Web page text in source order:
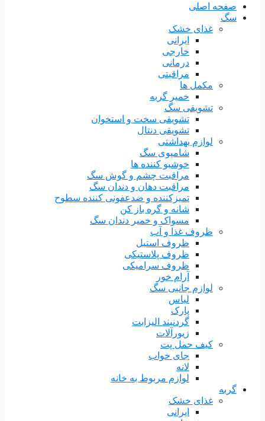
صفحه اصلی
سگ
غذای خشک
ایرانی
خارجی
درمانی
مراقبتی
مکمل ها
خمیر گربه
تشویقی سگ
تشویقی سخت و استخوان
تشویقی دنتال
لوازم بهداشتی
شامپوی سگ
خوشبو کننده ها
مراقبت چشم و گوش سگ
مراقبت دهان و دندان سگ
تمیزکننده و ضدعفونی کننده سطوح
شانه و گره باز کن
مسواک و خمیر دندان سگ
ظروف غذا و آب
ظروف استیل
ظروف پلاستیکی
ظروف سرامیکی
آرام خور
لوازم جانبی سگ
لباس
پارک
گردنبند الیزابت
زیورآلات
کیف حمل پت
جای خواب
لانه
لوازم مربوط به خانه
گربه
غذای خشک
ایرانی